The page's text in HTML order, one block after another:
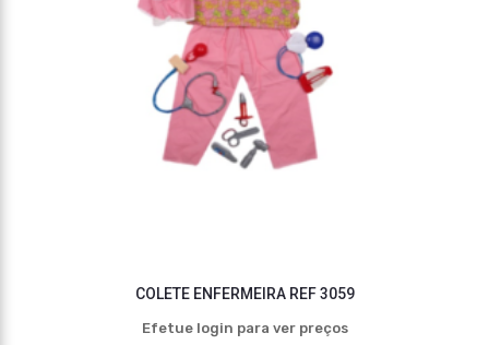
COLETE ENFERMEIRA REF 3059
Efetue login para ver preços